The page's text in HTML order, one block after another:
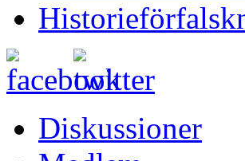
Diskussioner